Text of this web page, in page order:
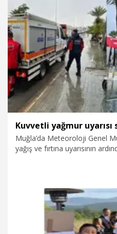
24.01.2026 Spor
Muğla’da Meteoroloji Genel
yağış ve fırtına uyarısının
toplam 449 araç, 80 iş
pompa ile hazır olarak
Gündem